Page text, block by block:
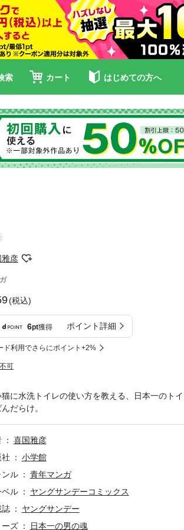
索 カート はじめての方へ
雅彦
(税込)
6pt獲得 ポイント詳細
ド利用でさらにポイント+2%
可
猫に水洗トイレの使い方を教える、日本一のト
だらけ。
喜国雅彦
社
小学館
ンル
青年マンガ
ベル
ヤングサンデーコミックス
誌
ヤングサンデー
ーズ
日本一の男の魂